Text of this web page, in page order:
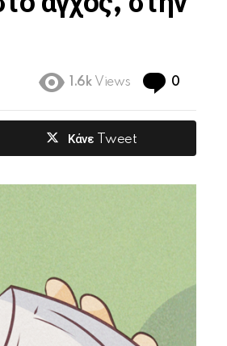
1.6k Views 0
Κάνε Tweet